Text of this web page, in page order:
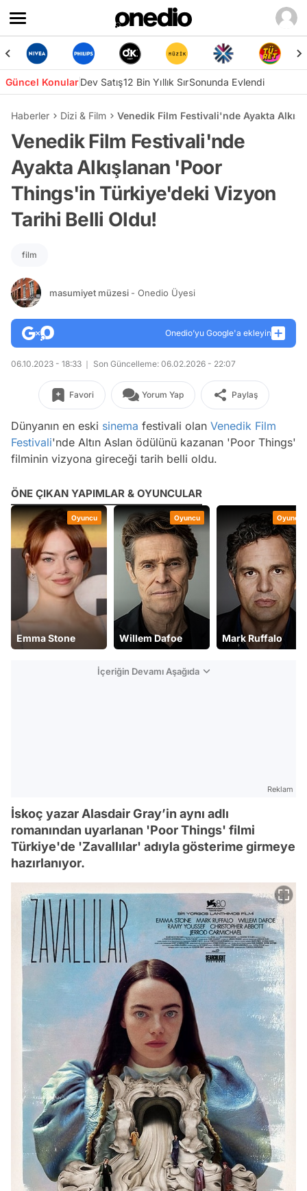
Güncel KonularDev Satış12 Bin Yıllık SırSonunda Evlendi
Haberler Dizi & Film Venedik Film Festivali'nde Ayakta
Venedik Film Festivali'nde
Ayakta Alkışlanan 'Poor
Things'in Türkiye'deki Vizyon
Tarihi Belli Oldu!
film
masumiyet müzesi - Onedio Üyesi
Onedio’yu Google'a ekleyin
06.10.2023 - 18:33 Son Güncelleme: 06.02.2026 - 22:07
Favori Yorum Yap Paylaş
Dünyanın en eski sinema festivali olan Venedik Film
Festivali'nde Altın Aslan ödülünü kazanan 'Poor Things'
filminin vizyona gireceği tarih belli oldu.
ÖNE ÇIKAN YAPIMLAR & OYUNCULAR
Oyuncu
Emma Stone
Oyuncu
Willem Dafoe
Oyuncu
Mark Ruffalo
İçeriğin Devamı Aşağıda
Reklam
İskoç yazar Alasdair Gray’in aynı adlı
romanından uyarlanan 'Poor Things' filmi
Türkiye'de 'Zavallılar' adıyla gösterime girmeye
hazırlanıyor.